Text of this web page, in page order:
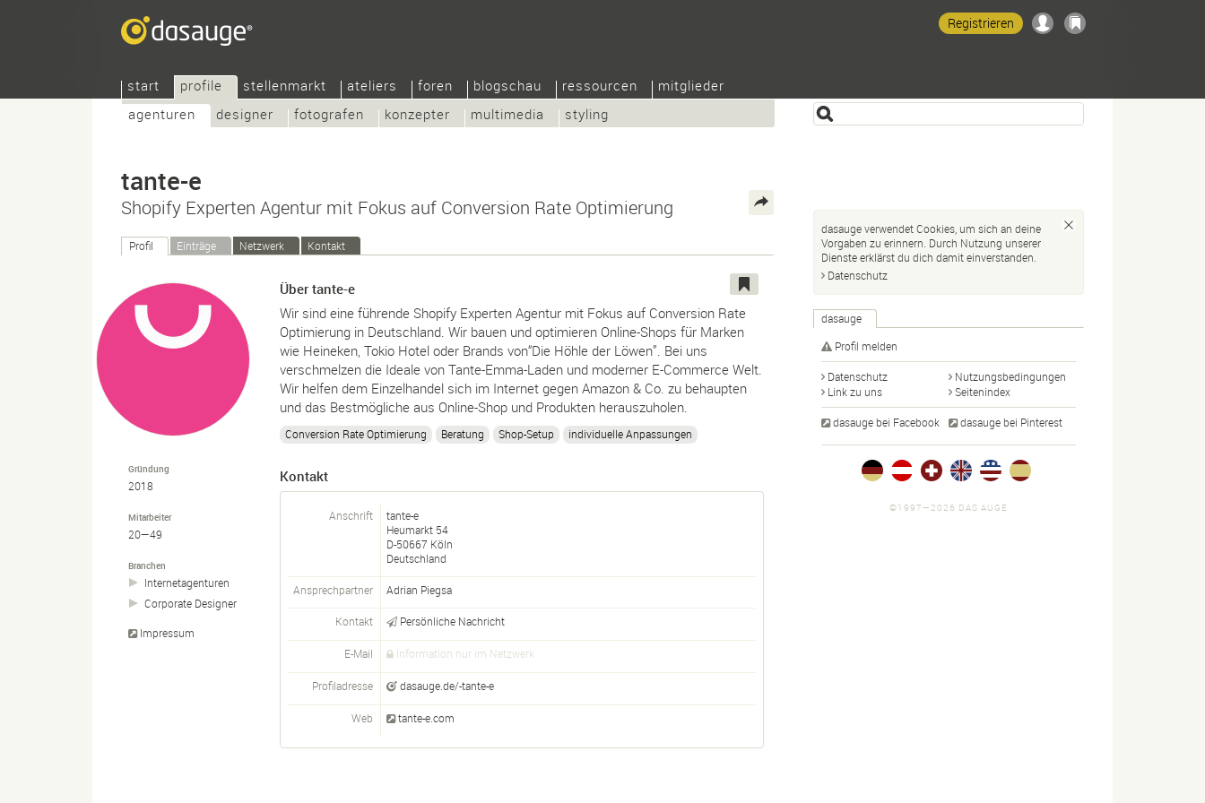
start
profile
agenturen
designer fotografen konzepter multimedia styling
stellenmarkt ateliers foren blogschau ressourcen mitglieder
Registrieren
tante-e
Shopify Experten Agentur mit Fokus auf Conversion Rate Optimierung
Profil Einträge Netzwerk Kontakt
Gründung
2018
Mitarbeiter
20—49
Branchen
Internetagenturen
Corporate Designer
Impressum
Über tante-e
Wir sind eine führende Shopify Experten Agentur mit Fokus auf Conversion Rate
Optimierung in Deutschland. Wir bauen und optimieren Online-Shops für Marken
wie Heineken, Tokio Hotel oder Brands von“Die Höhle der Löwen”. Bei uns
verschmelzen die Ideale von Tante-Emma-Laden und moderner E-Commerce Welt.
Wir helfen dem Einzelhandel sich im Internet gegen Amazon & Co. zu behaupten
und das Bestmögliche aus Online-Shop und Produkten herauszuholen.
Conversion Rate Optimierung Beratung Shop-Setup individuelle Anpassungen
Kontakt
Anschrift
tante-e
Heumarkt 54
D-50667 Köln
Deutschland
Ansprechpartner Adrian Piegsa
Kontakt Persönliche Nachricht
E-Mail Information nur im Netzwerk
Profiladresse dasauge.de/-tante-e
Web tante-e.com
dasauge verwendet Cookies, um sich an deine
Vorgaben zu erinnern. Durch Nutzung unserer
Dienste erklärst du dich damit einverstanden.
Datenschutz
dasauge
Profil melden
Datenschutz
Nutzungsbedingungen
Link zu uns
Seitenindex
dasauge bei Facebook dasauge bei Pinterest
©1997—2026 DAS AUGE